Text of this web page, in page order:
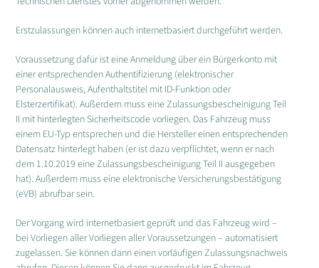
Erstzulassungen können auch internetbasiert durchgeführt werden.
Voraussetzung dafür ist eine Anmeldung über ein Bürgerkonto mit
einer entsprechenden Authentifizierung (elektronischer
Personalausweis, Aufenthaltstitel mit ID-Funktion oder
Elsterzertifikat). Außerdem muss eine Zulassungsbescheinigung Teil
II mit hinterlegten Sicherheitscode vorliegen. Das Fahrzeug muss
einem EU-Typ entsprechen und die Hersteller einen entsprechenden
Datensatz hinterlegt haben (er ist dazu verpflichtet, wenn er nach
dem 1.10.2019 eine Zulassungsbescheinigung Teil II ausgegeben
hat). Außerdem muss eine elektronische Versicherungsbestätigung
(eVB) abrufbar sein.
Der Vorgang wird internetbasiert geprüft und das Fahrzeug wird –
bei Vorliegen aller Vorliegen aller Voraussetzungen – automatisiert
zugelassen. Sie können dann einen vorläufigen Zulassungsnachweis